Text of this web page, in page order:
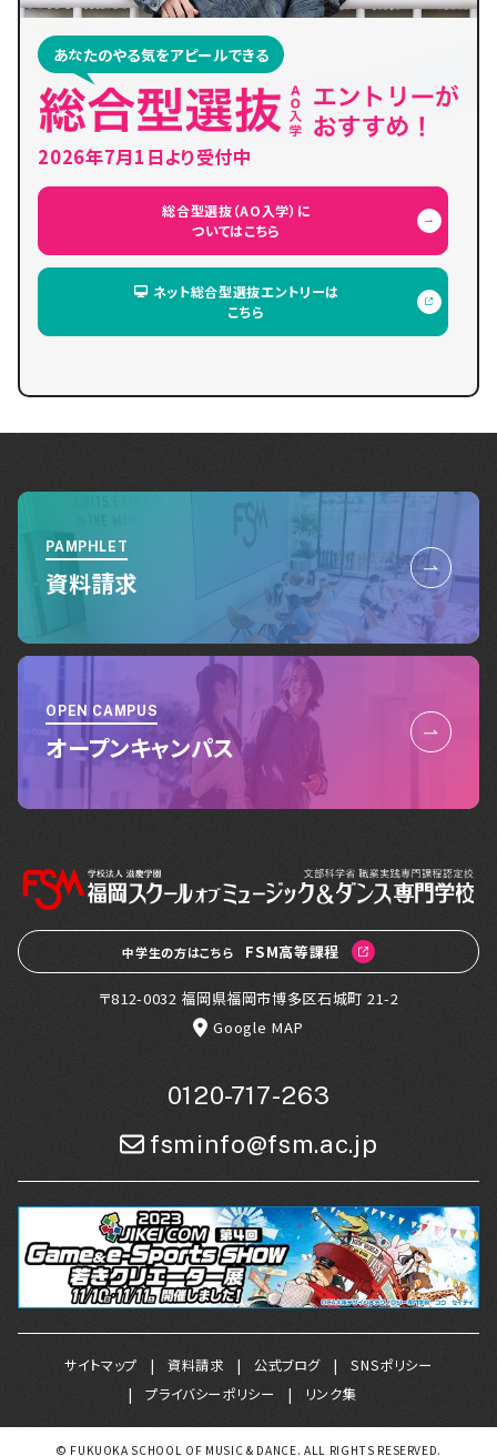
あなたのやる気をアピールできる
2026年7月1日より受付中
総合型選抜（AO入学）に
ついてはこちら
ネット総合型選抜エントリーは
こちら
PAMPHLET
資料請求
OPEN CAMPUS
オープンキャンパス
中学生の方はこちら FSM高等課程
〒812-0032 福岡県福岡市博多区石城町 21-2
Google MAP
0120-717-263
fsminfo@fsm.ac.jp
サイトマップ 資料請求 公式ブログ
SNSポリシー
プライバシーポリシー
リンク集
© FUKUOKA SCHOOL OF MUSIC & DANCE. ALL RIGHTS RESERVED.